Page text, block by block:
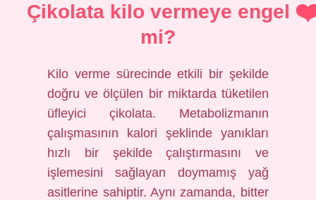
Çikolata kilo vermeye engel
mi?
Kilo verme sürecinde etkili bir şekilde
doğru ve ölçülen bir miktarda tüketilen
üfleyici çikolata. Metabolizmanın
çalışmasının kalori şeklinde yanıkları
hızlı bir şekilde çalıştırmasını ve
işlemesini sağlayan doymamış yağ
asitlerine sahiptir. Aynı zamanda, bitter